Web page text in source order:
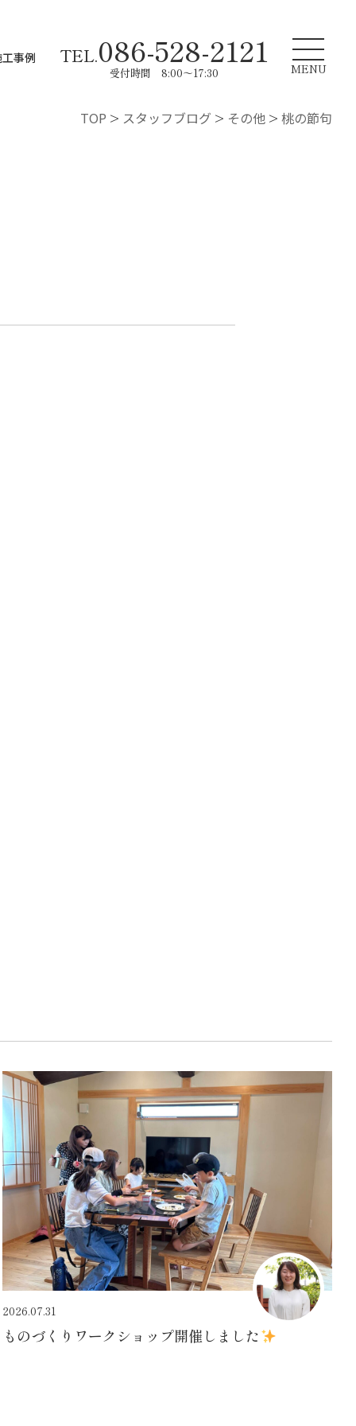
事例 TEL.086-528-2121
受付時間 8:00～17:30 MENU
TOP > スタッフブログ > その他 > 桃の節句
2026.07.31
ものづくりワークショップ開催しました